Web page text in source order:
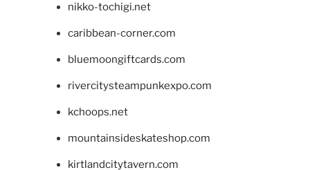
nikko-tochigi.net
caribbean-corner.com
bluemoongiftcards.com
rivercitysteampunkexpo.com
kchoops.net
mountainsideskateshop.com
kirtlandcitytavern.com